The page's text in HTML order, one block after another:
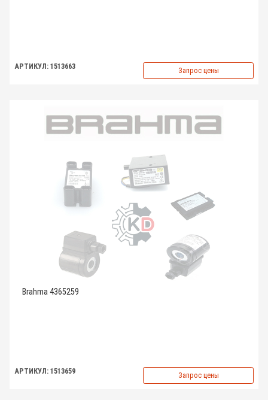
АРТИКУЛ: 1513663 Запрос цены
Brahma 4365259
АРТИКУЛ: 1513659 Запрос цены